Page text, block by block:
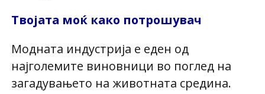
Твојата моќ како потрошувач
Модната индустрија е еден од
најголемите виновници во поглед на
загадувањето на животната средина.